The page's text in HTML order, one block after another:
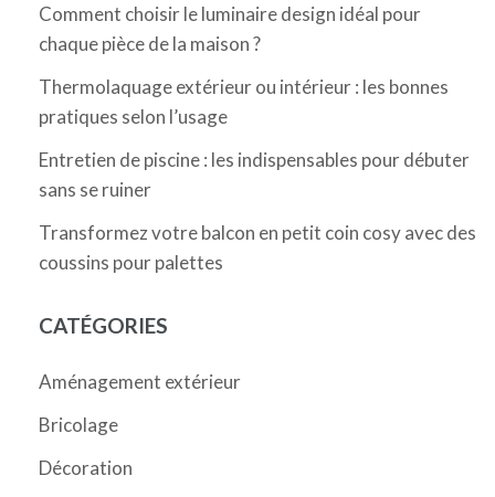
Comment choisir le luminaire design idéal pour
chaque pièce de la maison ?
Thermolaquage extérieur ou intérieur : les bonnes
pratiques selon l’usage
Entretien de piscine : les indispensables pour débuter
sans se ruiner
Transformez votre balcon en petit coin cosy avec des
coussins pour palettes
CATÉGORIES
Aménagement extérieur
Bricolage
Décoration